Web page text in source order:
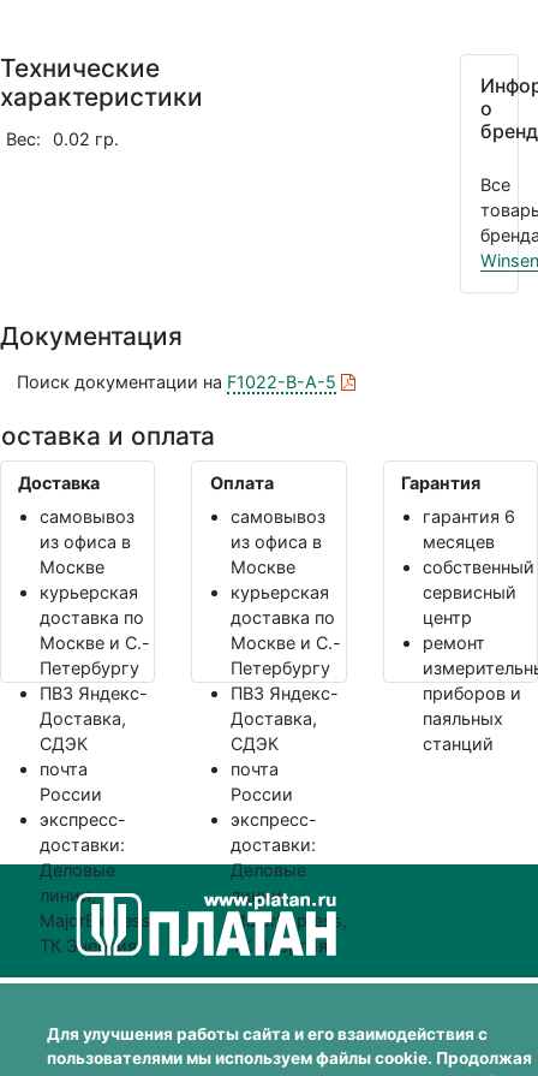
Технические
характеристики
Вес: 0.02 гр.
о
Все
Winsen
Документация
Поиск документации на F1022-B-A-5
и оплата
Доставка
самовывоз
из офиса в
Москве
курьерская
доставка по
Москве и С.-
Петербургу
ПВЗ Яндекс-
Доставка,
СДЭК
почта
России
экспресс-
доставки:
Деловые
линии,
MajorExpress,
ТК Энергия
Оплата
самовывоз
из офиса в
Москве
курьерская
доставка по
Москве и С.-
Петербургу
ПВЗ Яндекс-
Доставка,
СДЭК
почта
России
экспресс-
доставки:
Деловые
линии,
MajorExpress,
ТК Энергия
Гарантия
гарантия 6
месяцев
собственный
сервисный
центр
ремонт
приборов и
паяльных
станций
Для улучшения работы сайта и его взаимодействия с
пользователями мы используем файлы cookie. Продолжая